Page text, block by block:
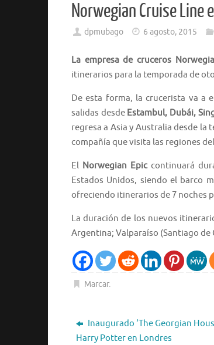
Norwegian Cruise
dpmubago 6 agosto, 2015
La empresa de cruceros
itinerarios para la temporada de
De esta forma, la crucerista va a
salidas desde Estambul, Dubái,
regresa a Asia y Australia desde
compañía que visita las regiones del
El Norwegian Epiccontinuará
Estados Unidos, siendo el barco
ofreciendo itinerarios de 7 noches
La duración de los nuevos
Argentina; Valparaíso (Santiago de
Marcar.
Inaugurado ‘The Georgian
Harry Potter en Londres